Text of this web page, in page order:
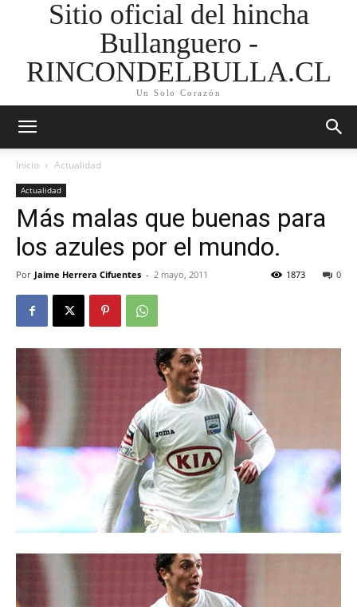
Sitio oficial del hincha
Bullanguero -
RINCONDELBULLA.CL
Un Solo Corazón
Inicio Actualidad
Actualidad
Más malas que buenas para
los azules por el mundo.
Por Jaime Herrera Cifuentes - 2 mayo, 2011 0
1873